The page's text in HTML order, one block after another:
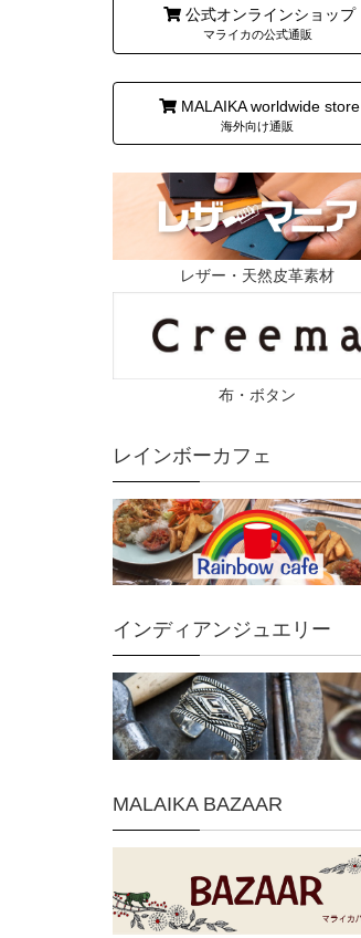
公式オンラインショップ
マライカの公式通販
MALAIKA worldwide store
海外向け通販
レザー・天然皮革素材
布・ボタン
レインボーカフェ
インディアンジュエリー
MALAIKA BAZAAR